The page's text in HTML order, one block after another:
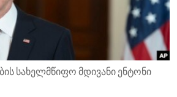
HEALTH
სახელმწიფო მდივანი ენტონი